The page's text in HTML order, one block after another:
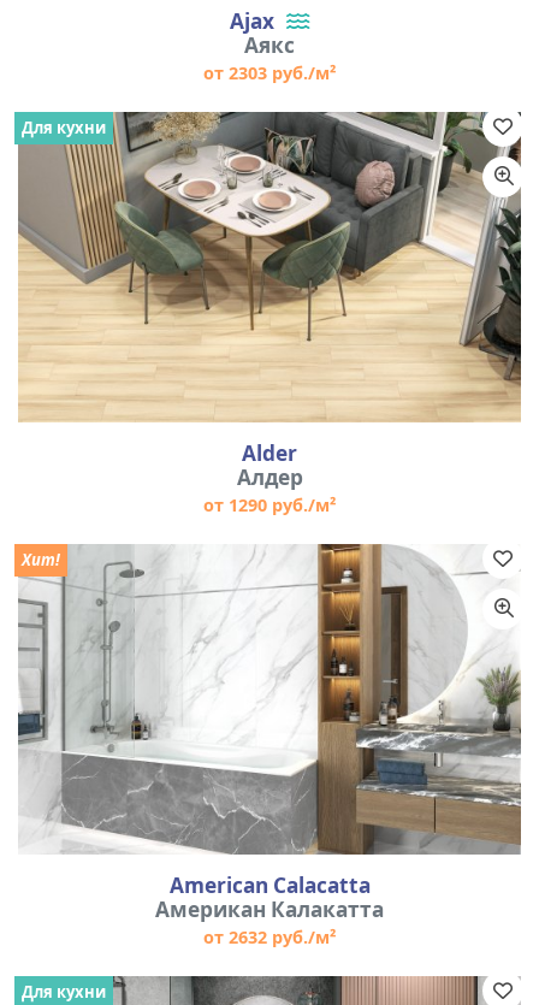
Ajax
Аякс
от 2303 руб./м²
Alder
Алдер
от 1290 руб./м²
Для кухни
American Calacatta
Американ Калакатта
от 2632 руб./м²
Хит!
Для кухни